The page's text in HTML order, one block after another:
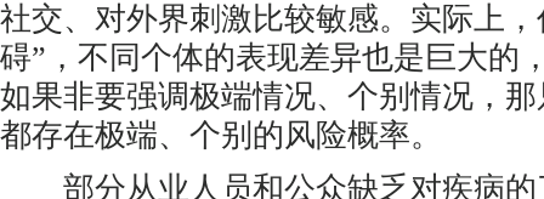
社交、对外界刺激比较敏感。实际上
碍”，不同个体的表现差异也是巨大的
如果非要强调极端情况、个别情况，
都存在极端、个别的风险概率。
部分从业人员和公众缺乏对疾病的